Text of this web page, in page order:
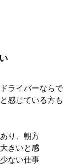
ライバーならで
感じている方も
り、朝方
きいと感
ない仕事